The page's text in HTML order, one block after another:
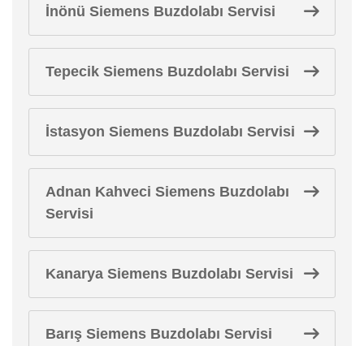
İnönü Siemens Buzdolabı Servisi
Tepecik Siemens Buzdolabı Servisi
İstasyon Siemens Buzdolabı Servisi
Adnan Kahveci Siemens Buzdolabı
Servisi
Kanarya Siemens Buzdolabı Servisi
Barış Siemens Buzdolabı Servisi